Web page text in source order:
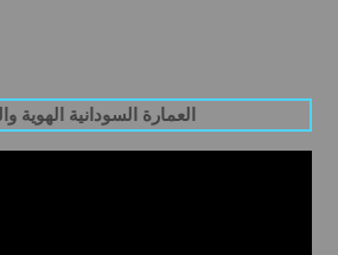
العمارة السودانية الهوية